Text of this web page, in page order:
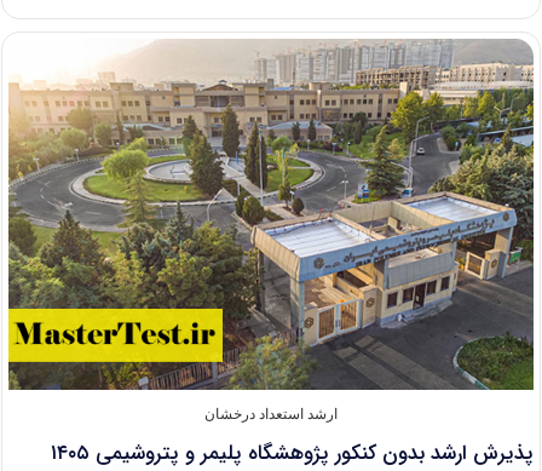
برگزاری
آزمون‌
کارشناسی
ارشد
۱۴۰۵
ارشد استعداد درخشان
پذیرش ارشد بدون کنکور پژوهشگاه پلیمر و پتروشیمی ۱۴۰۵